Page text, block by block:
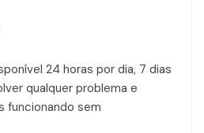
24 horas por dia, 7 dias
qualquer problema e
funcionando sem